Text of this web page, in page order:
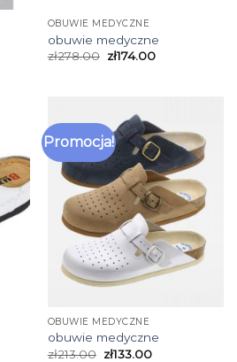
OBUWIE MEDYCZNE
obuwie medyczne
zł278.00 zł174.00
Promocja!
OBUWIE MEDYCZNE
obuwie medyczne
zł213.00 zł133.00